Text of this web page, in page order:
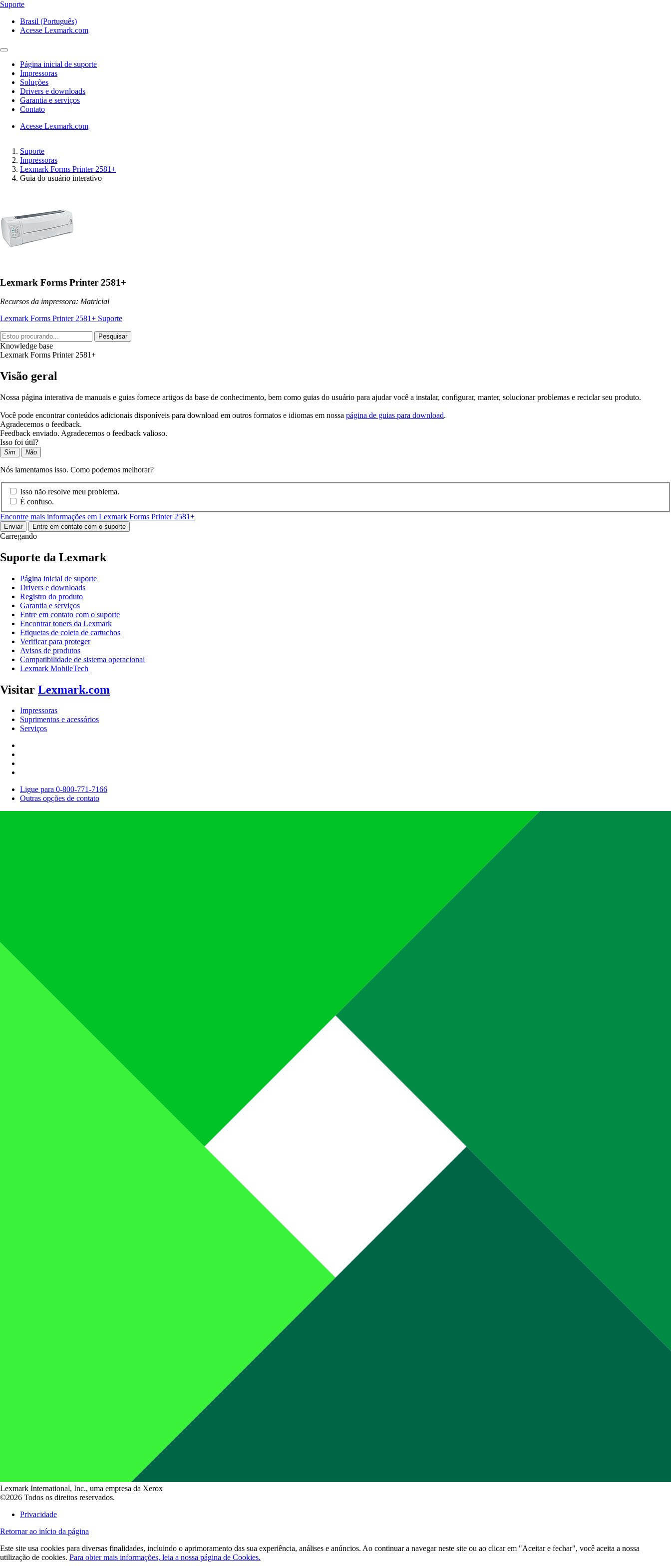
Suporte
Brasil (Português)
Acesse Lexmark.com
Página inicial de suporte
Impressoras
Soluções
Drivers e downloads
Garantia e serviços
Contato
Acesse Lexmark.com
Suporte
Impressoras
Lexmark Forms Printer 2581+
Guia do usuário interativo
Lexmark Forms Printer 2581+
Recursos da impressora: Matricial
Lexmark Forms Printer 2581+ Suporte
Pesquisar
Knowledge base
Lexmark Forms Printer 2581+
Visão geral
Nossa página interativa de manuais e guias fornece artigos da base de conhecimento, bem como guias do usuário para ajudar você a instalar, configurar, manter, solucionar problemas e reciclar seu produto.
Você pode encontrar conteúdos adicionais disponíveis para download em outros formatos e idiomas em nossa página de guias para download.
Agradecemos o feedback.
Feedback enviado. Agradecemos o feedback valioso.
Isso foi útil?
Sim Não
Nós lamentamos isso. Como podemos melhorar?
Isso não resolve meu problema.
É confuso.
Encontre mais informações em Lexmark Forms Printer 2581+
Enviar Entre em contato com o suporte
Carregando
Suporte da Lexmark
Página inicial de suporte
Drivers e downloads
Registro do produto
Garantia e serviços
Entre em contato com o suporte
Encontrar toners da Lexmark
Etiquetas de coleta de cartuchos
Verificar para proteger
Avisos de produtos
Compatibilidade de sistema operacional
Lexmark MobileTech
Visitar Lexmark.com
Impressoras
Suprimentos e acessórios
Serviços
Ligue para 0-800-771-7166
Outras opções de contato
Lexmark International, Inc., uma empresa da Xerox
©2026 Todos os direitos reservados.
Privacidade
Retornar ao início da página
Este site usa cookies para diversas finalidades, incluindo o aprimoramento das sua experiência, análises e anúncios. Ao continuar a navegar neste site ou ao clicar em "Aceitar e fechar", você aceita a nossa
utilização de cookies. Para obter mais informações, leia a nossa página de Cookies.